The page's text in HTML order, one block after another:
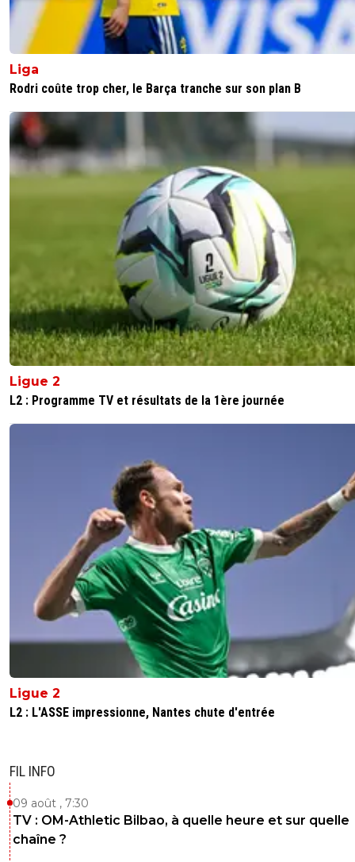
Liga
Rodri coûte trop cher, le Barça tranche sur son plan B
Ligue 2
L2 : Programme TV et résultats de la 1ère journée
Ligue 2
L2 : L'ASSE impressionne, Nantes chute d'entrée
FIL INFO
09 août , 7:30
TV : OM-Athletic Bilbao, à quelle heure et sur quelle
chaîne ?